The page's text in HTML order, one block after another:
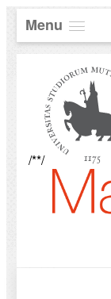
Menu
/**/